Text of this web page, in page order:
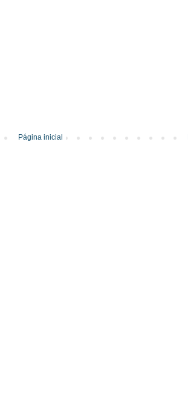
Página inicial